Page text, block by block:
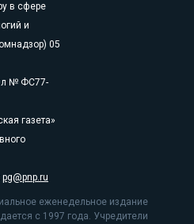
в сфере
и
05
№ ФС77-
газета»
pg@pnp.ru
еженедельное издание
с 1997 года. Учредители